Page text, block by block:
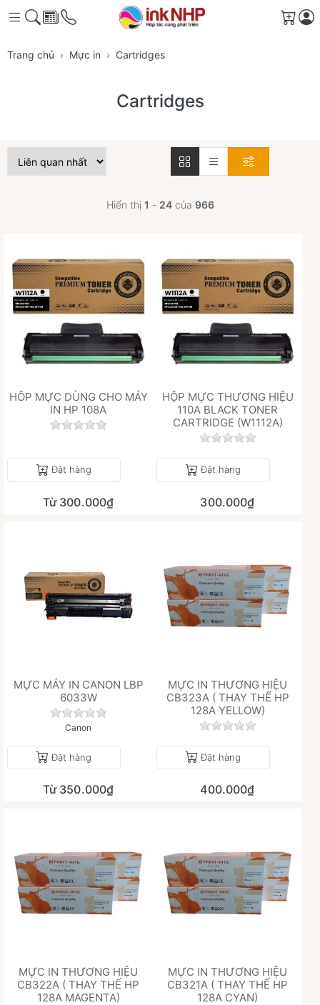
Giỏ
Trang chủ Mực in Cartridges
Cartridges
Hiển thị 1 - 24của 966
HÔP MỰC DÙNG CHO MÁY
IN HP 108A
Chưa có đánh giá nào cho sản phẩm này.
Đặt hàng
Từ 300.000₫
HỘP MỰC THƯƠNG HIỆU
110A BLACK TONER
CARTRIDGE (W1112A)
Chưa có đánh giá
Đặt hàng
300.000₫
MỰC MÁY IN CANON LBP
6033W
Chưa có đánh giá nào cho sản phẩm này.
Canon
Đặt hàng
Từ 350.000₫
MỰC IN THƯƠNG HIỆU
CB323A ( THAY THẾ HP
128A YELLOW)
Chưa có đánh giá
Đặt hàng
400.000₫
MỰC IN THƯƠNG HIỆU
CB322A ( THAY THẾ HP
128A MAGENTA)
MỰC IN THƯƠNG HIỆU
CB321A ( THAY THẾ HP
128A CYAN)